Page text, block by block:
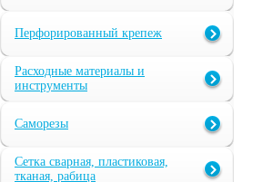
Перфорированный крепеж
Расходные материалы и
инструменты
Саморезы
Сетка сварная, пластиковая,
тканая, рабица